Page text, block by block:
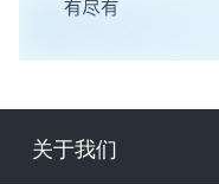
关于我们